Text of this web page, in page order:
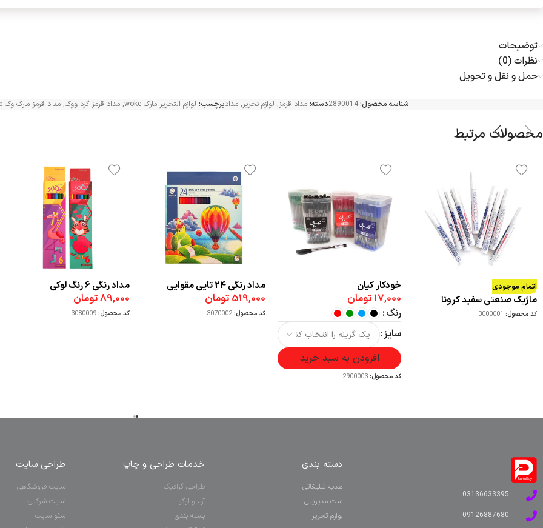
توضیحات
نظرات (0)
حمل و نقل و تحویل
شناسه محصول:2890014دسته: مداد قرمز, لوازم تحریر, مدادبرچسب: لوازم التحریر مارک woke , مداد قرمز گرد ووک, مداد قرمز مارک وک woke
محصولات مرتبط
اتمام موجودی
ماژیک صنعتی سفید کرونا
کد محصول: 3000001
خودکار کیان
17,000تومان
رنگ
سایز
افزودن به سبد خرید
کد محصول:2900003
مداد رنگی 24 تایی مقوایی
استدلر
519,000تومان
کد محصول:3070002
مداد رنگی 6 رنگ لوکی
89,000تومان
کد محصول:3080009
03136633395
09126887680
دسته بندی
هدیه تبلیغاتی
ست مدیریتی
لوازم تحریر
خدمات طراحی و چاپ
طراحی گرافیک
آرم و لوگو
بسته بندی
طراحی سایت
سایت فروشگاهی
سایت شرکتی
سئو سایت